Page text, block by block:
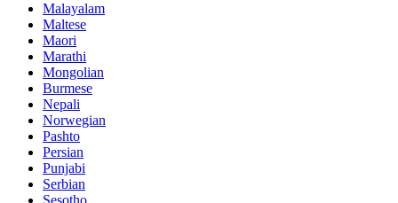
Malayalam
Maltese
Maori
Marathi
Mongolian
Burmese
Nepali
Norwegian
Pashto
Persian
Punjabi
Serbian
Sesotho